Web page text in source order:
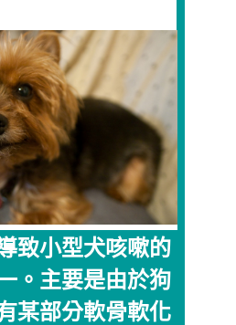
致小型犬咳嗽的
。主要是由於狗
某部分軟骨軟化